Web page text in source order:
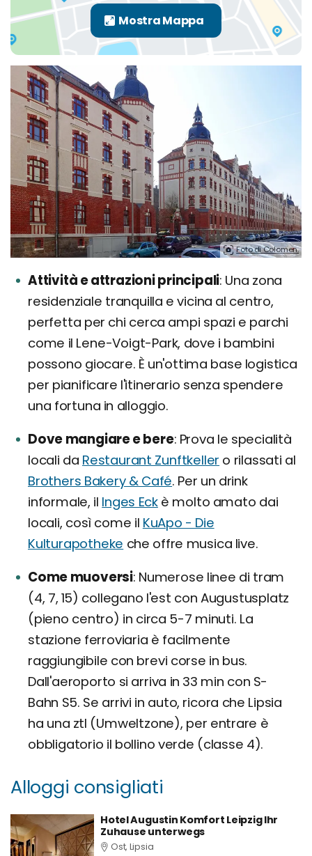
Foto di Colomen.
Attività e attrazioni principali Una zona
residenziale tranquilla e vicina al centro,
perfetta per chi cerca ampi spazi e parchi
come il Lene-Voigt-Park, dove i bambini
possono giocare. È un'ottima base logistica
per pianificare l'itinerario senza spendere
una fortuna in alloggio.
Dove mangiare e bere Prova le specialità
locali da Restaurant Zunftkeller o rilassati al
Brothers Bakery & Café. Per un drink
informale, il Inges Eckè molto amato dai
locali, così come il KuApo - Die
Kulturapotheke che offre musica live.
Come muoversi Numerose linee di tram
(4, 7, 15) collegano l'est con Augustusplatz
(pieno centro) in circa 5-7 minuti. La
stazione ferroviaria è facilmente
raggiungibile con brevi corse in bus.
Dall'aeroporto si arriva in 33 min con S-
Bahn S5. Se arrivi in auto, ricora che Lipsia
ha una ztl (Umweltzone), per entrare è
obbligatorio il bollino verde (classe 4).
Alloggi consigliati
Hotel Augustin Komfort Leipzig Ihr
Zuhause unterwegs
Ost, Lipsia